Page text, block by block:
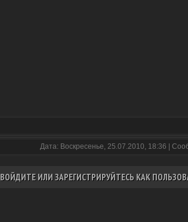
Дата: Воскресенье, 25.07.2010, 18:36 |
ВОЙДИТЕ ИЛИ ЗАРЕГИСТРИРУЙТЕСЬ КАК